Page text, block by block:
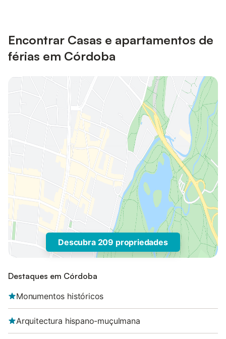
Encontrar Casas e apartamentos de
férias em Córdoba
Descubra 209 propriedades
Destaques em Córdoba
Monumentos históricos
Arquitectura hispano-muçulmana